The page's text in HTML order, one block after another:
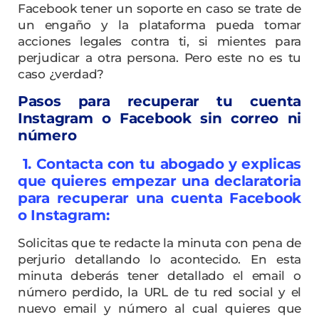
Facebook tener un soporte en caso se trate de
un engaño y la plataforma pueda tomar
acciones legales contra ti, si mientes para
perjudicar a otra persona. Pero este no es tu
caso ¿verdad?
Pasos para recuperar tu cuenta
Instagram o Facebook sin correo ni
número
1. Contacta con tu abogado y explicas
que quieres empezar una declaratoria
para recuperar una cuenta Facebook
o Instagram:
Solicitas que te redacte la minuta con pena de
perjurio detallando lo acontecido. En esta
minuta deberás tener detallado el email o
número perdido, la URL de tu red social y el
nuevo email y número al cual quieres que